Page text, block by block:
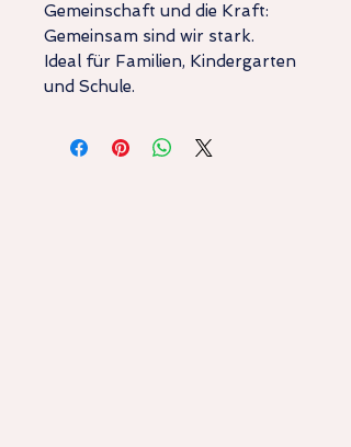
Gemeinschaft und die Kraft:
Gemeinsam sind wir stark.
Ideal für Familien, Kindergarten
und Schule.